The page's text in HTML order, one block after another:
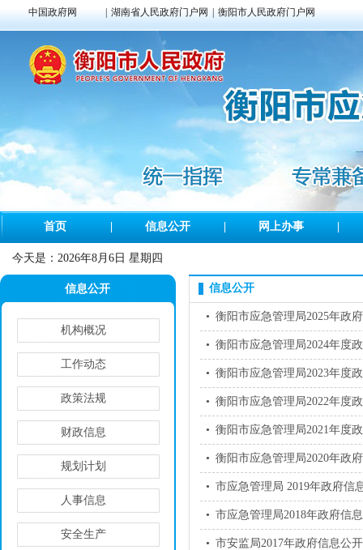
中国政府网 湖南省人民政府门户网 衡阳市人民政府门户网
首页 信息公开 网上办事
今天是： 2026年8月6日 星期四
信息公开
机构概况
工作动态
政策法规
财政信息
规划计划
人事信息
安全生产
信息公开
• 衡阳市应急管理局2025年政
• 衡阳市应急管理局2024年度
• 衡阳市应急管理局2023年度
• 衡阳市应急管理局2022年度
• 衡阳市应急管理局2021年度
• 衡阳市应急管理局2020年政
• 市应急管理局 2019年政府信
• 市应急管理局2018年政府信
• 市安监局2017年政府信息公